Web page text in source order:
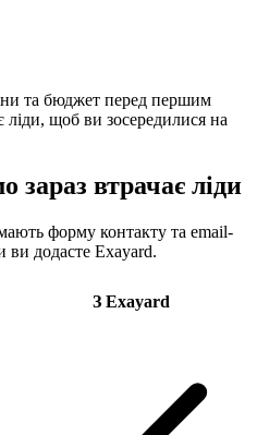
та бюджет перед першим
щоб ви зосередилися на
зараз втрачає ліди
форму контакту та email-
ви додасте Exayard.
З Exayard